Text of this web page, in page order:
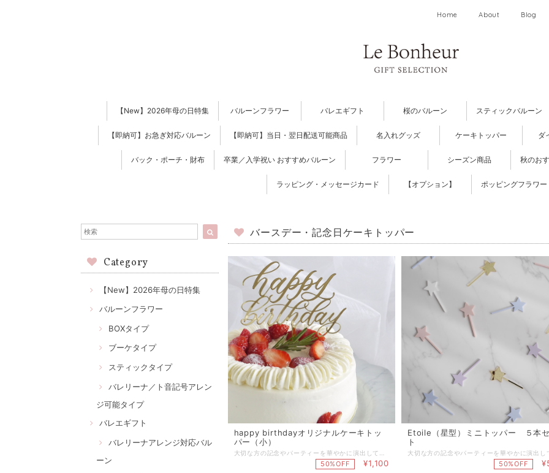
Home About Blog
【New】2026年母の日特集 バルーンフラワー バレエギフト 桜のバルーン スティックバルーン
【即納可】お急ぎ対応バルーン 【即納可】当日・翌日配送可能商品 名入れグッズ ケーキトッパー ダ
バック・ポーチ・財布 卒業／入学祝い おすすめバルーン フラワー シーズン商品 秋のお
ラッピング・メッセージカード 【オプション】 ポッピングフラワー
Category
【New】2026年母の日特集
バルーンフラワー
BOXタイプ
ブーケタイプ
スティックタイプ
バレリーナ／ト音記号アレン
ジ可能タイプ
バレエギフト
バレリーナアレンジ対応バル
ーン
バースデー・記念日ケーキトッパー
happy birthdayオリジナルケーキトッ
パー（小）
50%OFF ¥1,100
Etoile（星型）ミニトッパー ５本
ト
50%OFF